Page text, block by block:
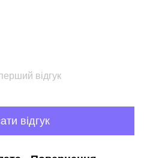
відгук
відгук